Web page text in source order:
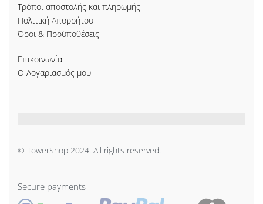
Τρόποι αποστολής και πληρωμής
Πολιτική Απορρήτου
Όροι & Προϋποθέσεις
Επικοινωνία
Ο Λογαριασμός μου
© TowerShop 2024. All rights reserved.
Secure payments